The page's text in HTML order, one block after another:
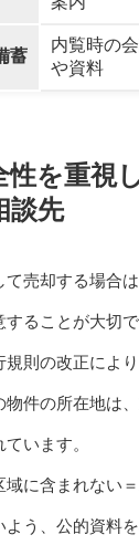
蓄
内覧時の
や資料
性を重視
談先
て売却する場合
ることが大切で
則の改正によ
件の所在地は
います。
域に含まれない
よう、公的資料